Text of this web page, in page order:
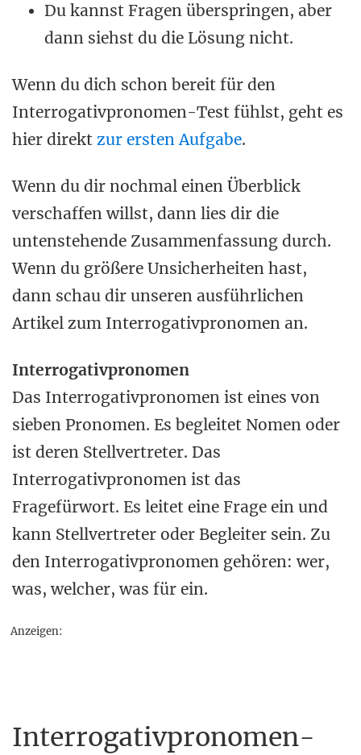
Du kannst Fragen überspringen, aber
dann siehst du die Lösung nicht.
Wenn du dich schon bereit für den
Interrogativpronomen-Test fühlst, geht es
hier direkt zur ersten Aufgabe.
Wenn du dir nochmal einen Überblick
verschaffen willst, dann lies dir die
untenstehende Zusammenfassung durch.
Wenn du größere Unsicherheiten hast,
dann schau dir unseren ausführlichen
Artikel zum Interrogativpronomen an.
Interrogativpronomen
Das Interrogativpronomen ist eines von
sieben Pronomen. Es begleitet Nomen oder
ist deren Stellvertreter. Das
Interrogativpronomen ist das
Fragefürwort. Es leitet eine Frage ein und
kann Stellvertreter oder Begleiter sein. Zu
den Interrogativpronomen gehören: wer,
was, welcher, was für ein.
Anzeigen:
Interrogativpronomen-